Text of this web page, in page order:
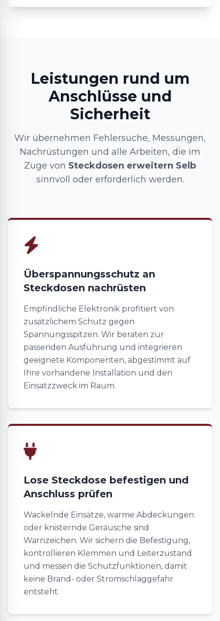
Leistungen rund um
Anschlüsse und
Sicherheit
Wir übernehmen Fehlersuche, Messungen,
Nachrüstungen und alle Arbeiten, die im
Zuge von Steckdosen erweitern Selb
sinnvoll oder erforderlich werden.
Überspannungsschutz an
Steckdosen nachrüsten
Empfindliche Elektronik profitiert von
zusätzlichem Schutz gegen
Spannungsspitzen. Wir beraten zur
passenden Ausführung und integrieren
geeignete Komponenten, abgestimmt auf
Ihre vorhandene Installation und den
Einsatzzweck im Raum.
Lose Steckdose befestigen und
Anschluss prüfen
Wackelnde Einsätze, warme Abdeckungen
oder knisternde Geräusche sind
Warnzeichen. Wir sichern die Befestigung,
kontrollieren Klemmen und Leiterzustand
und messen die Schutzfunktionen, damit
keine Brand- oder Stromschlaggefahr
entsteht.